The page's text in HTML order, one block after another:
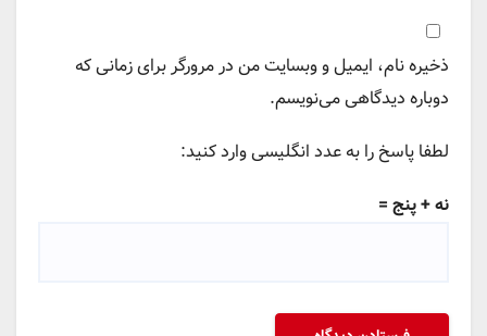
ذخیره نام، ایمیل و وبسایت من در مرورگر برای زمانی که
دوباره دیدگاهی می‌نویسم.
لطفا پاسخ را به عدد انگلیسی وارد کنید:
نه + پنج =